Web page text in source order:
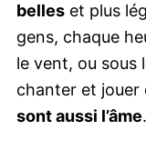
belles et plus
gens, chaque
le vent, ou sous
chanter et jouer
sont aussi l’âme.